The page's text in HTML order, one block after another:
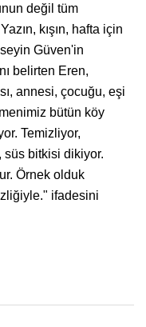
değil tüm
kışın, hafta için
Güven'in
belirten Eren,
annesi, çocuğu, eşi
bütün köy
Temizliyor,
süs bitkisi dikiyor.
Örnek olduk
ifadesini